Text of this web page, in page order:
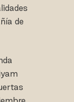
de